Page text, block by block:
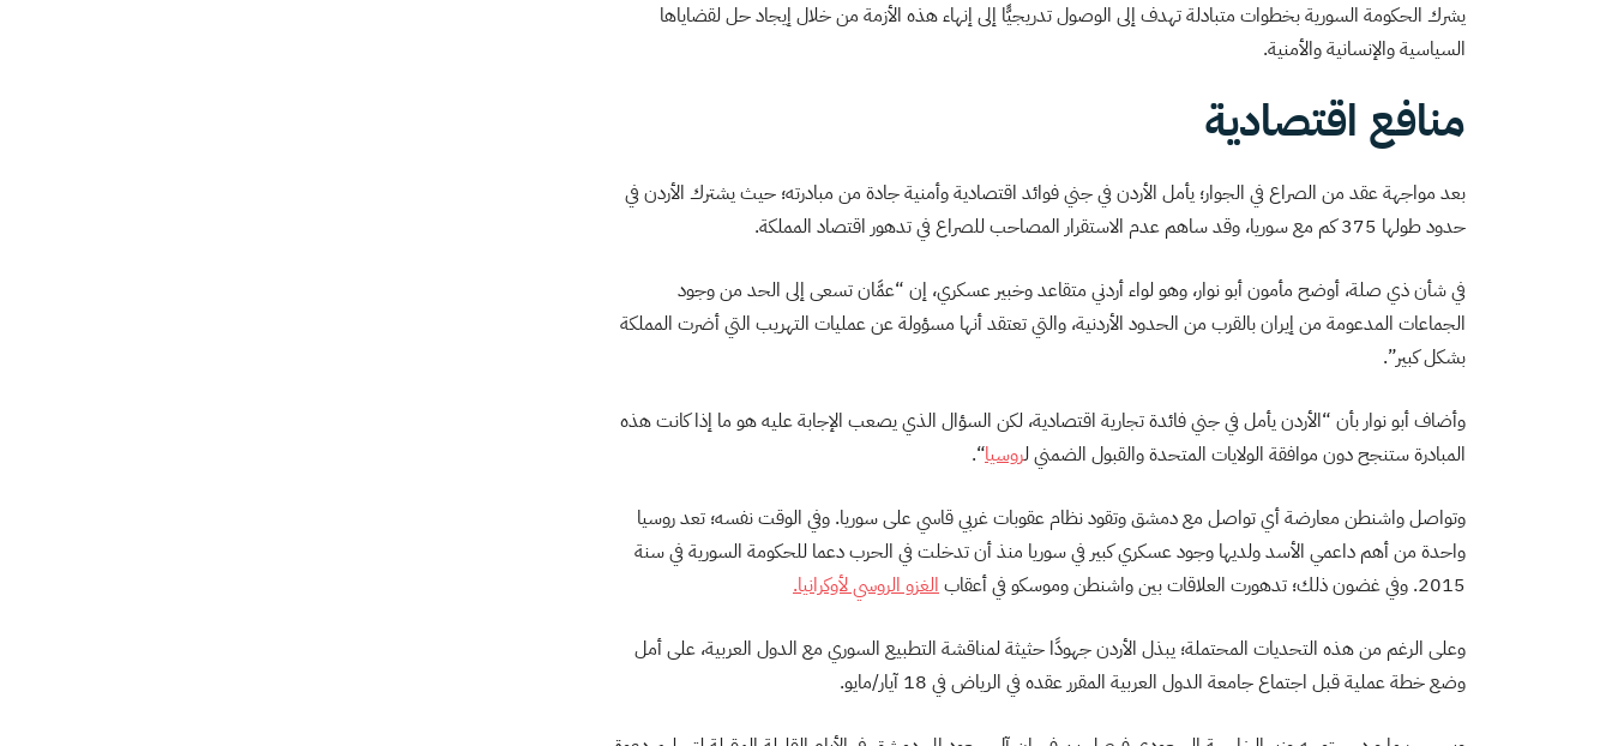
يشرك الحكومة السورية بخطوات متبادلة تهدف إلى الوصول تدريجيًّا إلى إنهاء هذه الأزمة من خلال إيجاد حل لقضاياها
السياسية والإنسانية والأمنية.
منافع اقتصادية
بعد مواجهة عقد من الصراع في الجوار؛ يأمل الأردن في جني فوائد اقتصادية وأمنية جادة من مبادرته؛ حيث يشترك الأردن في
حدود طولها 375 كم مع سوريا، وقد ساهم عدم الاستقرار المصاحب للصراع في تدهور اقتصاد المملكة.
في شأن ذي صلة، أوضح مأمون أبو نوار، وهو لواء أردني متقاعد وخبير عسكري، إن “عمَّان تسعى إلى الحد من وجود
الجماعات المدعومة من إيران بالقرب من الحدود الأردنية، والتي تعتقد أنها مسؤولة عن عمليات التهريب التي أضرت المملكة
بشكل كبير”.
وأضاف أبو نوار بأن “الأردن يأمل في جني فائدة تجارية اقتصادية، لكن السؤال الذي يصعب الإجابة عليه هو ما إذا كانت هذه
المبادرة ستنجح دون موافقة الولايات المتحدة والقبول الضمني لروسيا“.
وتواصل واشنطن معارضة أي تواصل مع دمشق وتقود نظام عقوبات غربي قاسي على سوريا. وفي الوقت نفسه؛ تعد روسيا
واحدة من أهم داعمي الأسد ولديها وجود عسكري كبير في سوريا منذ أن تدخلت في الحرب دعما للحكومة السورية في سنة
2015. وفي غضون ذلك؛ تدهورت العلاقات بين واشنطن وموسكو في أعقاب
الغزو الروسي لأوكرانيا.
وعلى الرغم من هذه التحديات المحتملة؛ يبذل الأردن جهودًا حثيثة لمناقشة التطبيع السوري مع الدول العربية، على أمل
وضع خطة عملية قبل اجتماع جامعة الدول العربية المقرر عقده في الرياض في 18 آيار/مايو.